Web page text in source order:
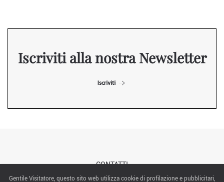
Iscriviti alla nostra Newsletter
Iscriviti
CONTATTI
Gentile Visitatore, questo sito web utilizza cookie di profilazione e pubblicitari,